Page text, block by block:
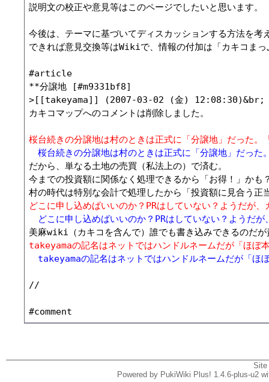
説明文の校正や意見等はこのページでしたいと思います。
今後は、テーマに基づいてディスカッションする方法を考
できれば意見交換等はWikiで、情報の付加は「カキコま
#article
**分譲地 [#m9331bf8]
>[[takeyama]] (2007-03-02 (金) 12:08:30)&br;
カキコマップへのコメントは削除しました。
桜台続きの分譲地は村のときは正式に「分譲地」だった
桜台続きの分譲地は村のときは正式に「分譲地」だった
だから、単なる土地の売買（私法上の）で済む。
今までの投資額に関係なく処理できるから「お得！」かも
どこに申し込めばいいのか？PRはしていない？ようだが
どこに申し込めばいいのか？PRはしていない？ようだ
takeyamaの記名はネットではハンドルネームだが「ほぼ
takeyamaの記名はネットではハンドルネームだが「ほ
//
Powered by PukiWiki Plus! 1.4.6-plus-u2